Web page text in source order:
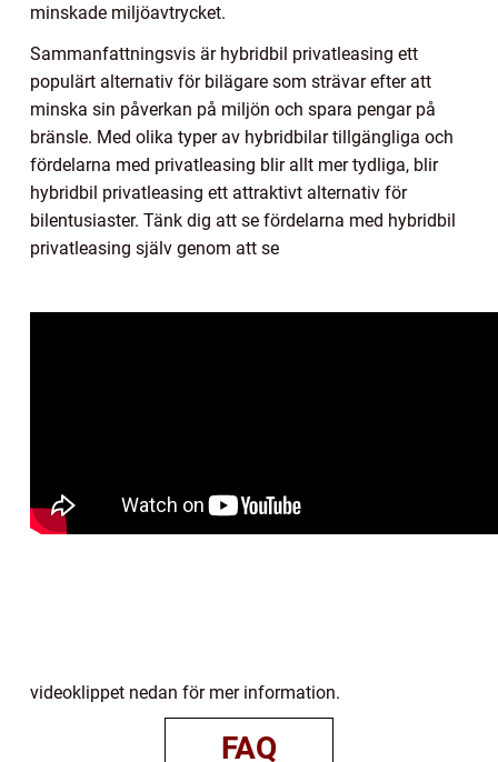
minskade miljöavtrycket.
Sammanfattningsvis är hybridbil privatleasing ett
populärt alternativ för bilägare som strävar efter att
minska sin påverkan på miljön och spara pengar på
bränsle. Med olika typer av hybridbilar tillgängliga och
fördelarna med privatleasing blir allt mer tydliga, blir
hybridbil privatleasing ett attraktivt alternativ för
bilentusiaster. Tänk dig att se fördelarna med hybridbil
privatleasing själv genom att se
videoklippet nedan för mer information.
FAQ